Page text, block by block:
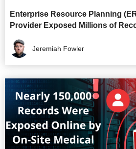
Enterprise Resource Planning
Provider Exposed Millions of
Jeremiah Fowler